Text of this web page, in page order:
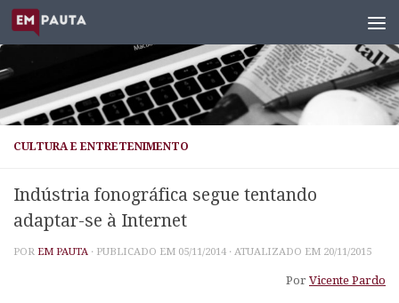
Skip to content
CULTURA E ENTRETENIMENTO
Indústria fonográfica segue tentando
adaptar-se à Internet
POR EM PAUTA · PUBLICADO EM 05/11/2014 · ATUALIZADO EM 20/11/2015
Por Vicente Pardo